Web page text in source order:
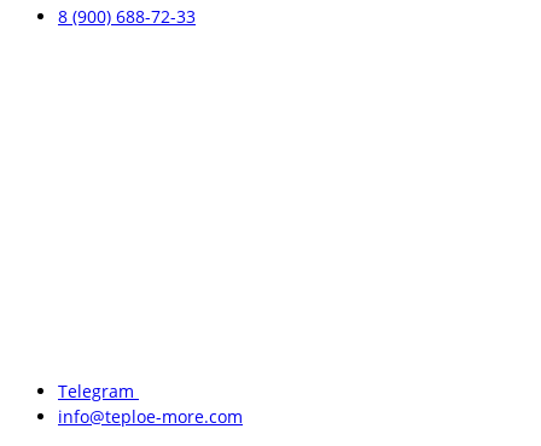
8 (900) 688-72-33
Telegram
info@teploe-more.com